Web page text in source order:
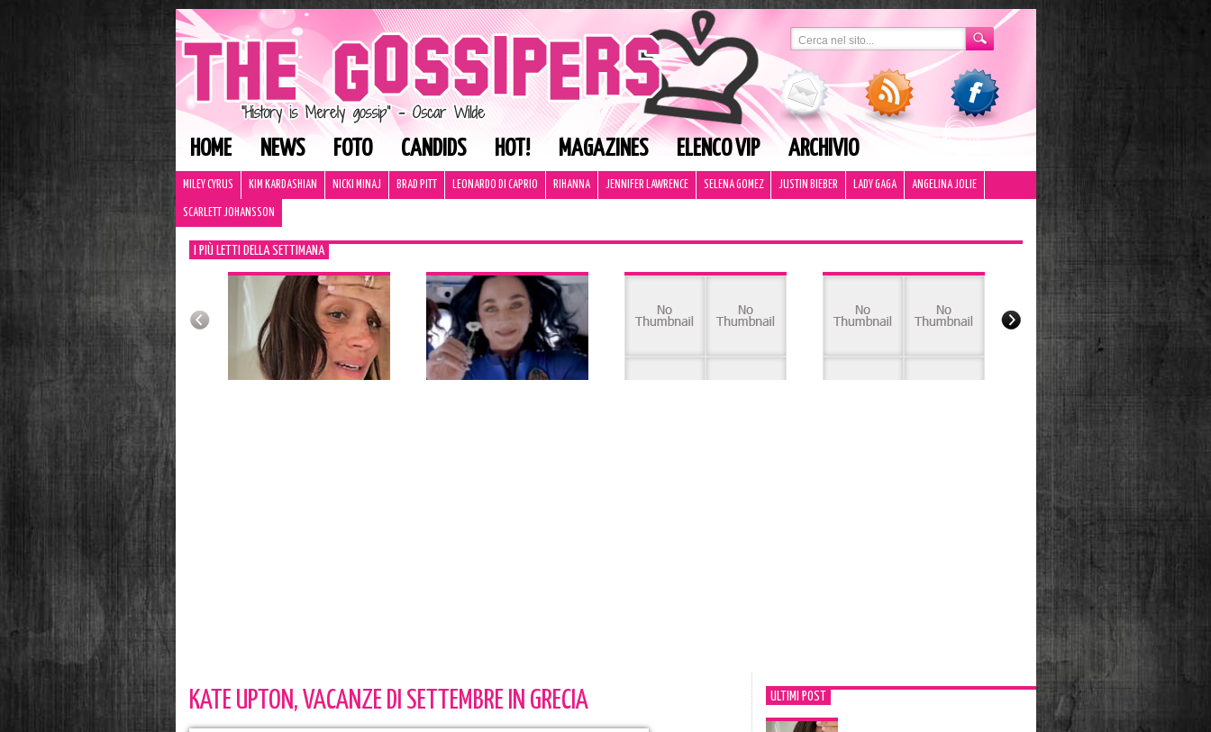
HOME NEWS FOTO CANDIDS HOT! MAGAZINES ELENCO VIP ARCHIVIO
MILEY CYRUS KIM KARDASHIAN NICKI MINAJ BRAD PITT LEONARDO DI CAPRIO RIHANNA JENNIFER LAWRENCE SELENA GOMEZ JUSTIN BIEBER LADY GAGA ANGELINA JOLIE
SCARLETT JOHANSSON
I PIÙ LETTI DELLA SETTIMANA
KATE UPTON, VACANZE DI SETTEMBRE IN GRECIA ULTIMI POST